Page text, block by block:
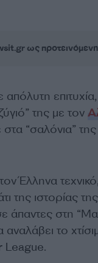
ως
της με τον
“σαλόνια”
Έλληνα
της ιστορίας
άπαντες στη
το
League.